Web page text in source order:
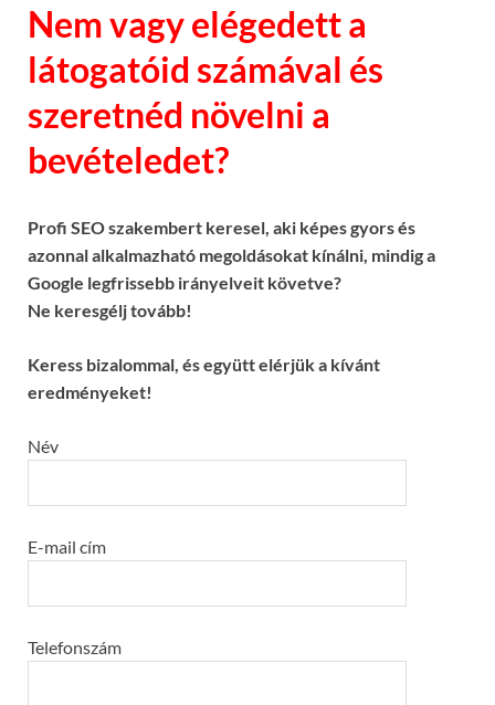
Nem vagy elégedett a
látogatóid számával és
szeretnéd növelni a
bevételedet?
Profi SEO szakembert keresel, aki képes gyors és
azonnal alkalmazható megoldásokat kínálni, mindig a
Google legfrissebb irányelveit követve?
Ne keresgélj tovább!
Keress bizalommal, és együtt elérjük a kívánt
eredményeket!
Név
E-mail cím
Telefonszám